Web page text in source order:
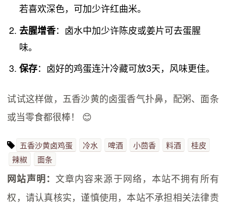
若喜欢深色，可加少许红曲米。
去腥增香：卤水中加少许陈皮或姜片可去蛋腥
味。
保存：卤好的鸡蛋连汁冷藏可放3天，风味更佳。
试试这样做，五香沙黄的卤蛋香气扑鼻，配粥、面条
或当零食都很棒！ 😊
五香沙黄卤鸡蛋 冷水 啤酒 小茴香 料酒
桂皮
辣椒
面条
网站声明： 文章内容来源于网络，本站不拥有所有
权，请认真核实，谨慎使用，本站不承担相关法律责